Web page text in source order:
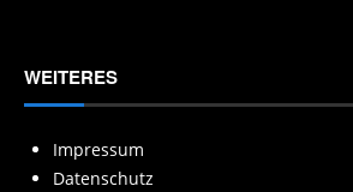
WEITERES
Impressum
Datenschutz